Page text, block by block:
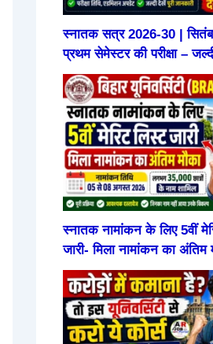
स्नातक सत्र 2026-30 |
प्रथम सेमेस्टर की परीक्षा –
स्नातक नामांकन के लिए 5वीं
जारी- मिला नामांकन का अंतिम